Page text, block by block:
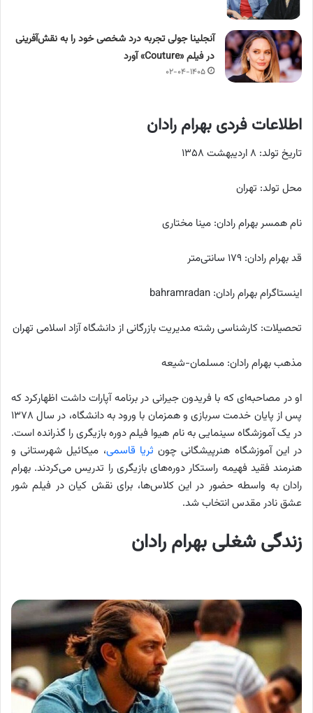
آنجلینا جولی تجربه درد شخصی خود را به نقش‌آفرینی
در فیلم «Couture» آورد
۰۲-۰۴-۱۴۰۵
اطلاعات فردی بهرام رادان
تاریخ تولد: ۸ اردیبهشت ۱۳۵۸
محل تولد: تهران
نام همسر بهرام رادان: مینا مختاری
قد بهرام رادان: ۱۷۹ سانتی‌متر
اینستاگرام بهرام رادان: bahramradan
تحصیلات: کارشناسی رشته مدیریت بازرگانی از دانشگاه آزاد اسلامی تهران
مذهب بهرام رادان: مسلمان-شیعه
او در مصاحبه‌ای که با فریدون جیرانی در برنامه آپارات داشت اظهارکرد که
پس از پایان خدمت سربازی و همزمان با ورود به دانشگاه، در سال ۱۳۷۸
در یک آموزشگاه سینمایی به نام هیوا فیلم دوره بازیگری را گذرانده است.
در این آموزشگاه هنرپیشگانی چون ثریا قاسمی، میکائیل شهرستانی و
هنرمند فقید فهیمه راستکار دوره‌های بازیگری را تدریس می‌کردند. بهرام
رادان به واسطه حضور در این کلاس‌ها، برای نقش کیان در فیلم شور
عشق نادر مقدس انتخاب شد.
زندگی شغلی بهرام رادان